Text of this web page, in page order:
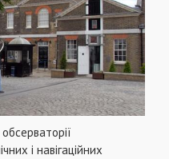
і навігаційних